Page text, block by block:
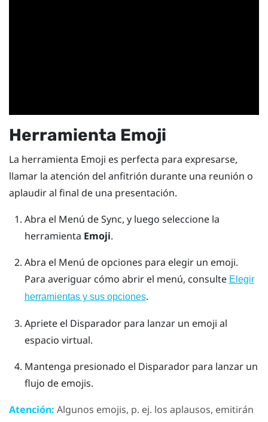
Herramienta Emoji
La herramienta Emoji es perfecta para expresarse,
llamar la atención del anfitrión durante una reunión o
aplaudir al final de una presentación.
Abra el Menú de Sync, y luego seleccione la
herramienta Emoji.
Abra el Menú de opciones para elegir un emoji.
Para averiguar cómo abrir el menú, consulte Elegir
herramientas y sus opciones.
Apriete el Disparadorpara lanzar un emoji al
espacio virtual.
Mantenga presionado el Disparadorpara lanzar un
flujo de emojis.
Atención: Algunos emojis, p. ej. los aplausos, emitirán